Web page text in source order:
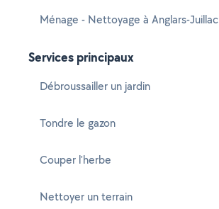
Ménage - Nettoyage à Anglars-Juillac
Services principaux
Débroussailler un jardin
Tondre le gazon
Couper l'herbe
Nettoyer un terrain